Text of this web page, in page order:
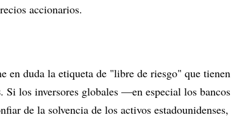
accionarios.
en duda la etiqueta de "libre de riesgo" que tienen
. Si los inversores globales —en especial los bancos
de la solvencia de los activos estadounidenses,